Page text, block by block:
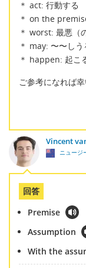
＊ act: 行動する
＊ on the
＊ worst: 最悪（
＊ may: 〜〜しう
＊ happen: 起こ
ご参考になれば幸
Vincent
ニュージ
回答
Premise
Assumption
With the